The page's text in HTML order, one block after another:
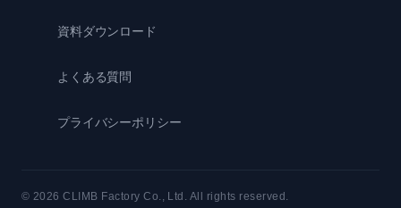
資料ダウンロード
よくある質問
プライバシーポリシー
© 2026 CLIMB Factory Co., Ltd. All rights reserved.